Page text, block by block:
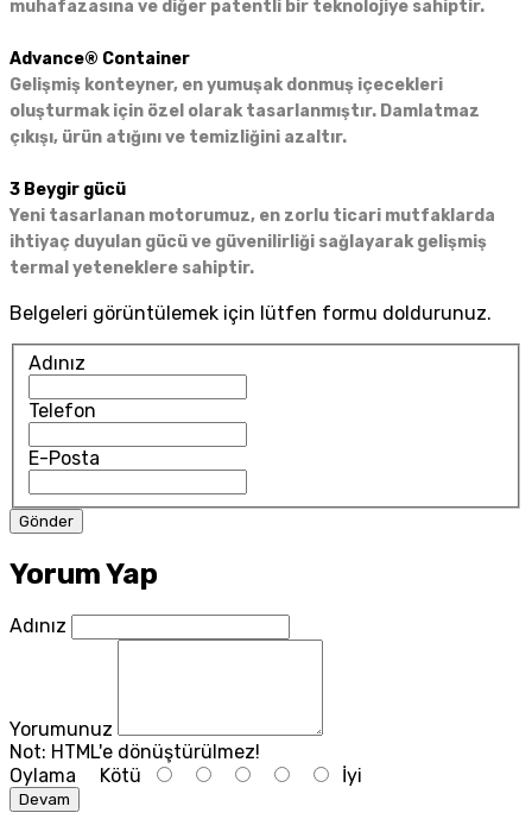
muhafazasına ve diğer patentli bir teknolojiye sahiptir.
Advance® Container
Gelişmiş konteyner, en yumuşak donmuş içecekleri
oluşturmak için özel olarak tasarlanmıştır. Damlatmaz
çıkışı, ürün atığını ve temizliğini azaltır.
3 Beygir gücü
Yeni tasarlanan motorumuz, en zorlu ticari mutfaklarda
ihtiyaç duyulan gücü ve güvenilirliği sağlayarak gelişmiş
termal yeteneklere sahiptir.
Belgeleri görüntülemek için lütfen formu doldurunuz.
Adınız
Telefon
E-Posta
Yorum Yap
Adınız
Yorumunuz
Not: HTML'e dönüştürülmez!
Oylama Kötü İyi
Devam